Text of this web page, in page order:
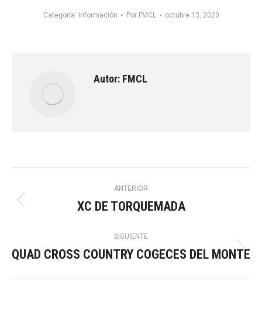
Categoría: Información Por FMCL octubre 13, 2020
Autor: FMCL
Navegación
publicaciones
ANTERIOR
Publicación
XC DE TORQUEMADA
SIGUIENTE
Publicación
QUAD CROSS COUNTRY COGECES DEL MONTE